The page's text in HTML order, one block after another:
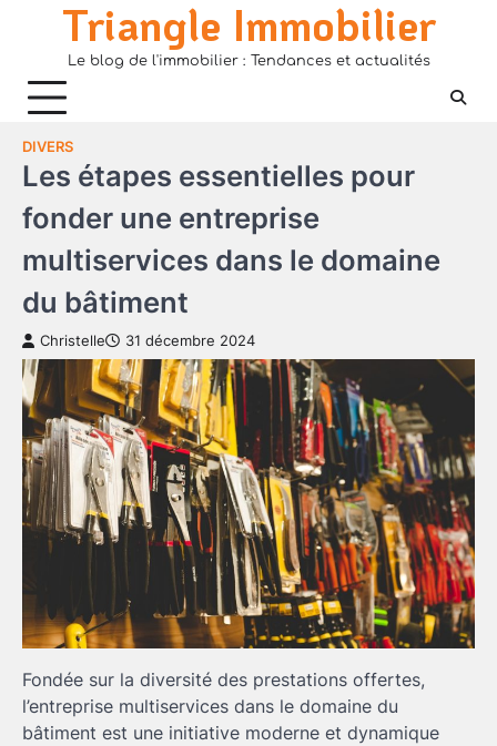
Triangle Immobilier
Le blog de l'immobilier : Tendances et actualités
DIVERS
Les étapes essentielles pour
fonder une entreprise
multiservices dans le domaine
du bâtiment
Christelle 31 décembre 2024
Fondée sur la diversité des prestations offertes,
l’entreprise multiservices dans le domaine du
bâtiment est une initiative moderne et dynamique